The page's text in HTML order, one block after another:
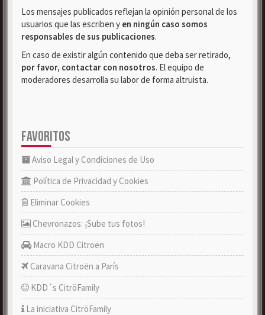
Los mensajes publicados reflejan la opinión personal de los
usuarios que las escriben y en ningún caso somos
responsables de sus publicaciones.
En caso de existir algún contenido que deba ser retirado,
por favor, contactar con nosotros. El equipo de
moderadores desarrolla su labor de forma altruista.
FAVORITOS
Aviso Legal y Condiciones de Uso
Política de Privacidad y Cookies
Eliminar Cookies
Chevronazos: ¡Sube tus fotos!
Macro KDD Citroën
Caravana Citroën a París
KDD´s CitröFamily
La iniciativa CitröFamily